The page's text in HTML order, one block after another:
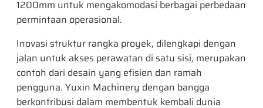
1200mm untuk mengakomodasi berbagai perbedaan
permintaan operasional.
Inovasi struktur rangka proyek, dilengkapi dengan
jalan untuk akses perawatan di satu sisi, merupakan
contoh dari desain yang efisien dan ramah
pengguna. Yuxin Machinery dengan bangga
berkontribusi dalam membentuk kembali dunia